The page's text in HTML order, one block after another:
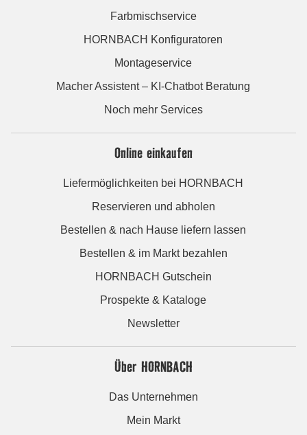
Farbmischservice
HORNBACH Konfiguratoren
Montageservice
Macher Assistent – KI-Chatbot Beratung
Noch mehr Services
Online einkaufen
Liefermöglichkeiten bei HORNBACH
Reservieren und abholen
Bestellen & nach Hause liefern lassen
Bestellen & im Markt bezahlen
HORNBACH Gutschein
Prospekte & Kataloge
Newsletter
Über HORNBACH
Das Unternehmen
Mein Markt